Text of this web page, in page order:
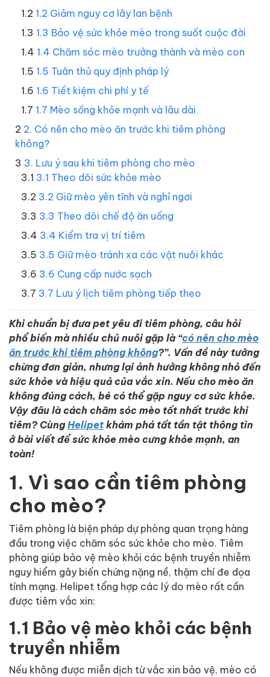
1.2 Giảm nguy cơ lây lan bệnh
1.3 Bảo vệ sức khỏe mèo trong suốt cuộc đời
1.4 Chăm sóc mèo trưởng thành và mèo con
1.5 Tuân thủ quy định pháp lý
1.6 Tiết kiệm chi phí y tế
1.7 Mèo sống khỏe mạnh và lâu dài
2. Có nên cho mèo ăn trước khi tiêm phòng
không?
3. Lưu ý sau khi tiêm phòng cho mèo
3.1 Theo dõi sức khỏe mèo
3.2 Giữ mèo yên tĩnh và nghỉ ngơi
3.3 Theo dõi chế độ ăn uống
3.4 Kiểm tra vị trí tiêm
3.5 Giữ mèo tránh xa các vật nuôi khác
3.6 Cung cấp nước sạch
3.7 Lưu ý lịch tiêm phòng tiếp theo
Khi chuẩn bị đưa pet yêu đi tiêm phòng, câu hỏi
phổ biến mà nhiều chủ nuôi gặp là “có nên cho mèo
ăn trước khi tiêm phòng không?”. Vấn đề này tưởng
chừng đơn giản, nhưng lại ảnh hưởng không nhỏ đến
sức khỏe và hiệu quả của vắc xin. Nếu cho mèo ăn
không đúng cách, bé có thể gặp nguy cơ sức khỏe.
Vậy đâu là cách chăm sóc mèo tốt nhất trước khi
tiêm? CùngHelipet khám phá tất tần tật thông tin
ở bài viết để sức khỏe mèo cưng khỏe mạnh, an
toàn!
1. Vì sao cần tiêm phòng
cho mèo?
Tiêm phòng là biện pháp dự phòng quan trọng hàng
đầu trong việc chăm sóc sức khỏe cho mèo. Tiêm
phòng giúp bảo vệ mèo khỏi các bệnh truyền nhiễm
nguy hiểm gây biến chứng nặng nề, thậm chí đe dọa
tính mạng. Helipet tổng hợp các lý do mèo rất cần
được tiêm vắc xin:
1.1 Bảo vệ mèo khỏi các bệnh
truyền nhiễm
Nếu không được miễn dịch từ vắc xin bảo vệ, mèo có